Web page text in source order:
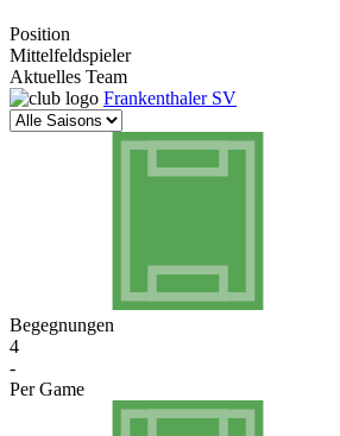
Position
Mittelfeldspieler
Aktuelles Team
Frankenthaler SV
Begegnungen
4
-
Per Game